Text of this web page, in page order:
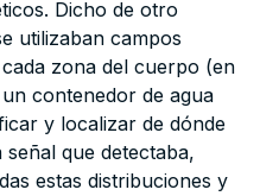
Dicho de otro
utilizaban campos
zona del cuerpo (en
contenedor de agua
y localizar de dónde
que detectaba,
estas distribuciones y